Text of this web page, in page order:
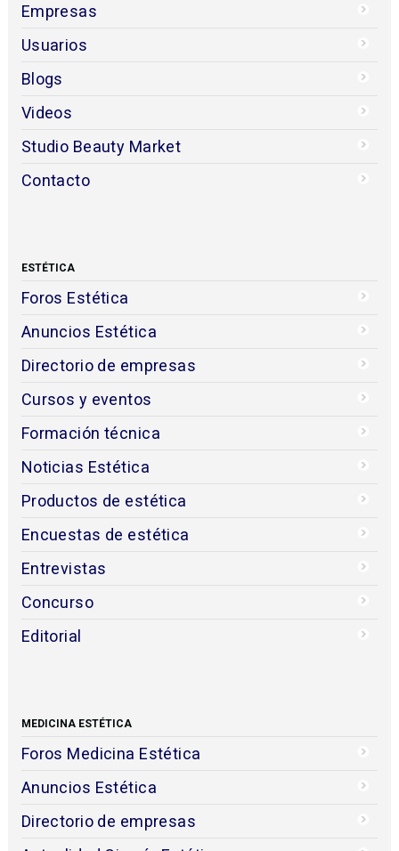
Empresas
Usuarios
Blogs
Videos
Studio Beauty Market
Contacto
ESTÉTICA
Foros Estética
Anuncios Estética
Directorio de empresas
Cursos y eventos
Formación técnica
Noticias Estética
Productos de estética
Encuestas de estética
Entrevistas
Concurso
Editorial
MEDICINA ESTÉTICA
Foros Medicina Estética
Anuncios Estética
Directorio de empresas